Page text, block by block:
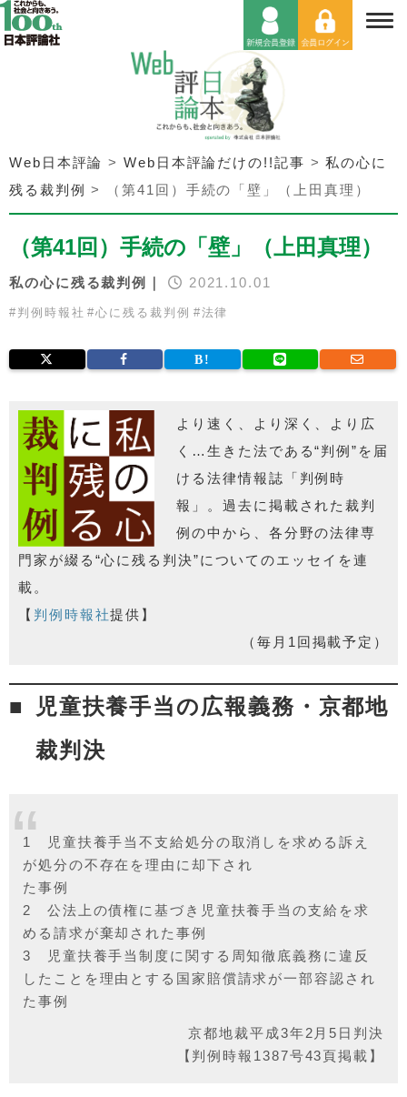
Web日本評論 >Web日本評論だけの!!記事 >私の心に
残る裁判例 > （第41回）手続の「壁」（上田真理）
（第41回）手続の「壁」（上田真理）
私の心に残る裁判例｜ 2021.10.01
# 判例時報社 #心に残る裁判例 #法律
より速く、より深く、より広
く…生きた法である“判例”を届
ける法律情報誌「判例時
報」。過去に掲載された裁判
例の中から、各分野の法律専
門家が綴る“心に残る判決”についてのエッセイを連
載。
【 判例時報社提供】
（毎月1回掲載予定）
児童扶養手当の広報義務・京都地
裁判決
1 児童扶養手当不支給処分の取消しを求める訴え
が処分の不存在を理由に却下され
た事例
2 公法上の債権に基づき児童扶養手当の支給を求
める請求が棄却された事例
3 児童扶養手当制度に関する周知徹底義務に違反
したことを理由とする国家賠償請求が一部容認され
た事例
京都地裁平成3年2月5日判決
【判例時報1387号43頁掲載】